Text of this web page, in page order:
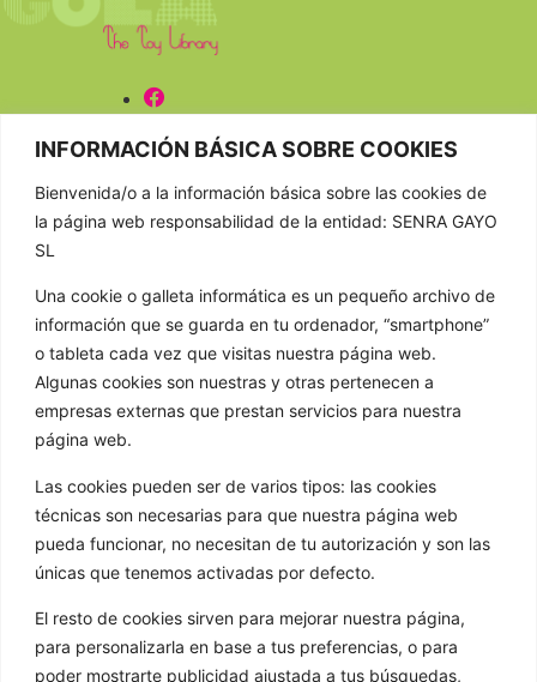
INFORMACIÓN BÁSICA SOBRE COOKIES
Bienvenida/o a la información básica sobre las cookies de
la página web responsabilidad de la entidad: SENRA GAYO
SL
Una cookie o galleta informática es un pequeño archivo de
información que se guarda en tu ordenador, “smartphone”
o tableta cada vez que visitas nuestra página web.
Algunas cookies son nuestras y otras pertenecen a
empresas externas que prestan servicios para nuestra
página web.
Las cookies pueden ser de varios tipos: las cookies
técnicas son necesarias para que nuestra página web
pueda funcionar, no necesitan de tu autorización y son las
únicas que tenemos activadas por defecto.
El resto de cookies sirven para mejorar nuestra página,
para personalizarla en base a tus preferencias, o para
poder mostrarte publicidad ajustada a tus búsquedas,
CONTACTAR
981 807 404
info@golathetoylibrary.com
Trav de Cacheiras 64, Cacheiras
15886 Teo A Coruña
GOLA
Quienes somos
Nuestros formatos
Noticias
Galería de imágenes
ENLACES